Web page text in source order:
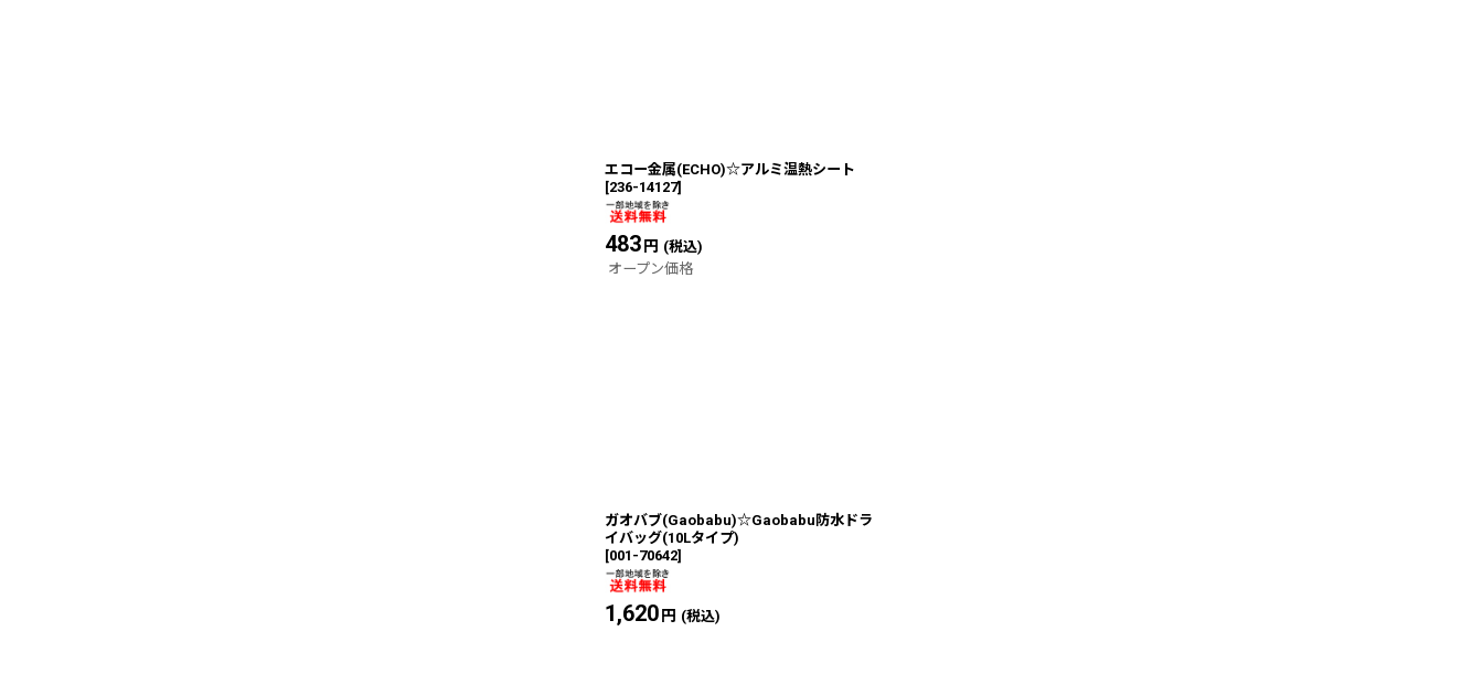
エコー金属(ECHO)☆アルミ温熱シート
[236-14127]
483円 (税込)
オープン価格
ガオバブ(Gaobabu)☆Gaobabu防水ドラ
イバッグ(10Lタイプ)
[001-70642]
1,620円 (税込)